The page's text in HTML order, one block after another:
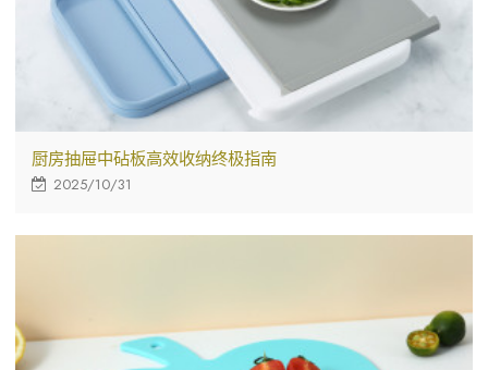
厨房抽屉中砧板高效收纳终极指南
2025/10/31